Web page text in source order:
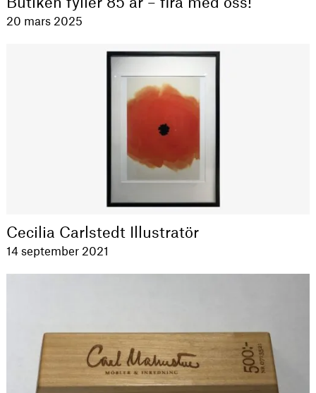
Butiken fyller 85 år – fira med oss!
20 mars 2025
Cecilia Carlstedt Illustratör
14 september 2021